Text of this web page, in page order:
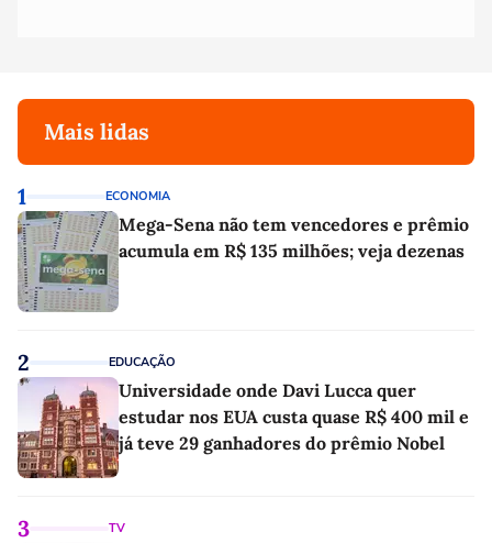
Mais lidas
1 ECONOMIA
Mega-Sena não tem vencedores e prêmio
acumula em R$ 135 milhões; veja dezenas
2 EDUCAÇÃO
Universidade onde Davi Lucca quer
estudar nos EUA custa quase R$ 400 mil e
já teve 29 ganhadores do prêmio Nobel
3 TV